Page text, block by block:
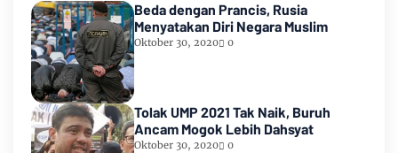
Beda dengan Prancis, Rusia
Menyatakan Diri Negara Muslim
Oktober 30, 2020 0
Tolak UMP 2021 Tak Naik, Buruh
Ancam Mogok Lebih Dahsyat
Oktober 30, 2020 0